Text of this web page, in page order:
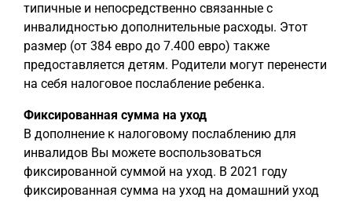
типичные и непосредственно связанные с
инвалидностью дополнительные расходы. Этот
размер (от 384 евро до 7.400 евро) также
предоставляется детям. Родители могут перенести
на себя налоговое послабление ребенка.
Фиксированная сумма на уход
В дополнение к налоговому послаблению для
инвалидов Вы можете воспользоваться
фиксированной суммой на уход. В 2021 году
фиксированная сумма на уход на домашний уход